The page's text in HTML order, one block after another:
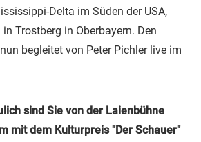
Delta im Süden der USA,
Trostberg in Oberbayern. Den
begleitet von Peter Pichler live im
sind Sie von der Laienbühne
mit dem Kulturpreis "Der Schauer"